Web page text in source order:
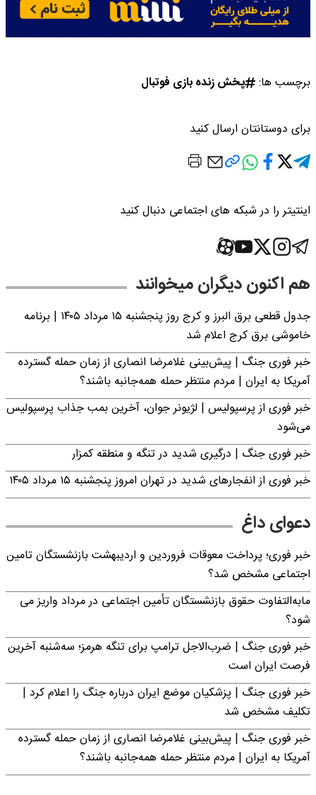
برچسب ها: پخش زنده بازی فوتبال
برای دوستانتان ارسال کنید
اینتیتر را در شبکه های اجتماعی دنبال کنید
هم اکنون دیگران میخوانند
جدول قطعی برق البرز و کرج روز پنجشنبه ۱۵ مرداد ۱۴۰۵ | برنامه
خاموشی برق کرج اعلام شد
خبر فوری جنگ | پیش‌بینی غلامرضا انصاری از زمان حمله گسترده
آمریکا به ایران | مردم منتظر حمله همه‌جانبه باشند؟
خبر فوری از پرسپولیس | لژیونر جوان، آخرین بمب جذاب پرسپولیس
می‌شود
خبر فوری جنگ | درگیری شدید در تنگه و منطقه کمزار
خبر فوری از انفجارهای شدید در تهران امروز پنجشنبه ۱۵ مرداد ۱۴۰۵
دعوای داغ
خبر فوری؛ پرداخت معوقات فروردین و اردیبهشت بازنشستگان تامین
اجتماعی مشخص شد؟
مابه‌التفاوت حقوق بازنشستگان تأمین اجتماعی در مرداد واریز می
شود؟
خبر فوری جنگ | ضرب‌الاجل ترامپ برای تنگه هرمز؛ سه‌شنبه آخرین
فرصت ایران است
خبر فوری جنگ | پزشکیان موضع ایران درباره جنگ را اعلام کرد |
تکلیف مشخص شد
خبر فوری جنگ | پیش‌بینی غلامرضا انصاری از زمان حمله گسترده
آمریکا به ایران | مردم منتظر حمله همه‌جانبه باشند؟